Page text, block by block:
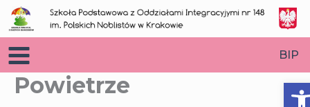
Przejdź
do
treści
BIP
Powietrze